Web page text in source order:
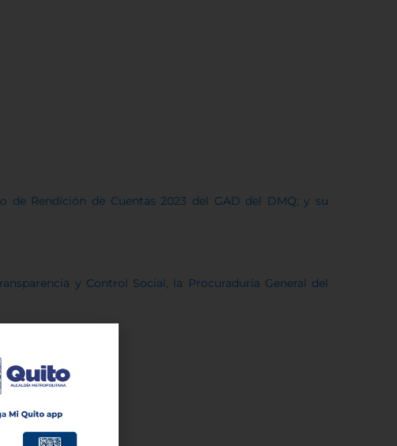
de Rendición de Cuentas 2023 del GAD del DMQ; y su
y Control Social, la Procuraduría General del